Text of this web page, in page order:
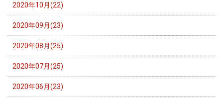
2020年10月(22)
2020年09月(23)
2020年08月(25)
2020年07月(25)
2020年06月(23)